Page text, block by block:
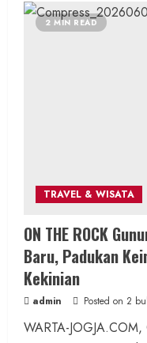
Bersama Bupati
Berita KUA Semugih,
Keutamaan
Tenang Jadi
Aparat
admin Posted on
2 MIN READ
TRAVEL & WISATA
ON THE ROCK
Baru, Padukan
Kekinian
admin Posted on 2
WARTA-